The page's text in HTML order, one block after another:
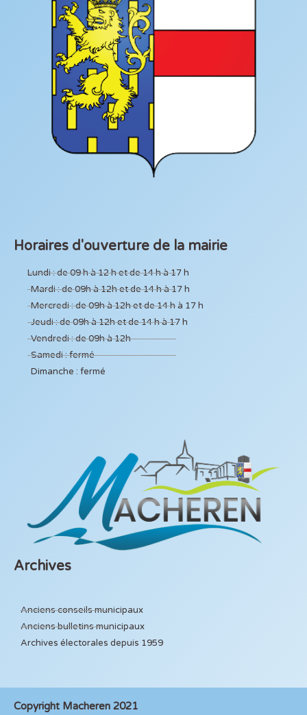
Horaires d'ouverture de la mairie
Lundi : de 09 h à 12 h et de 14 h à 17 h
Mardi : de 09h à 12h et de 14 h à 17 h
Mercredi : de 09h à 12h et de 14 h à 17 h
Jeudi : de 09h à 12h et de 14 h à 17 h
Vendredi : de 09h à 12h
Samedi : fermé
Dimanche : fermé
Archives
Anciens conseils municipaux
Anciens bulletins municipaux
Archives électorales depuis 1959
Copyright Macheren 2021